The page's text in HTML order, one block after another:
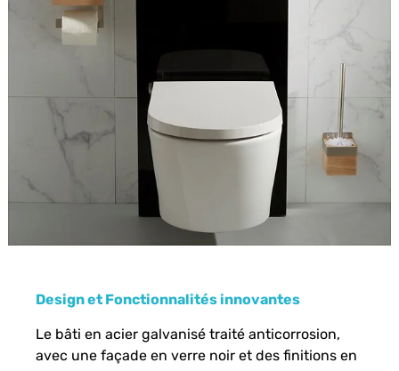
Design et Fonctionnalités innovantes
Le bâti en acier galvanisé traité anticorrosion,
avec une façade en verre noir et des finitions en